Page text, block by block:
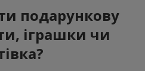
подарункову
іграшки чи